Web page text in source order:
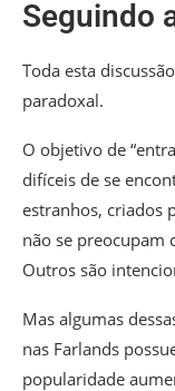
Seguindo
Toda esta
paradoxal.
O objetivo de
difíceis de se
estranhos, criados
não se preocupam
Outros são
Mas algumas
nas Farlands
popularidade